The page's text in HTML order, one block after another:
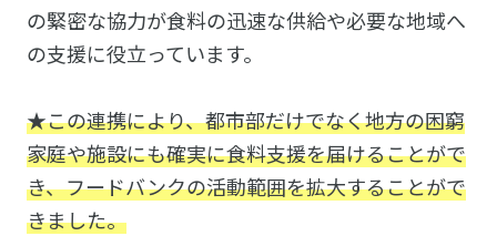
の緊密な協力が食料の迅速な供給や必要な地域へ
の支援に役立っています。
★この連携により、都市部だけでなく地方の困窮
家庭や施設にも確実に食料支援を届けることがで
き、フードバンクの活動範囲を拡大することがで
きました。